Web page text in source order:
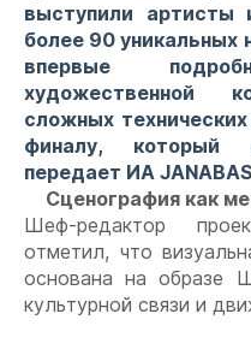
выступили артисты
более 90 уникальных
впервые
художественной
сложных
финалу, который
передает ИА
Сценография как
Шеф-редактор
отметил, что
основана на образе
культурной связи и